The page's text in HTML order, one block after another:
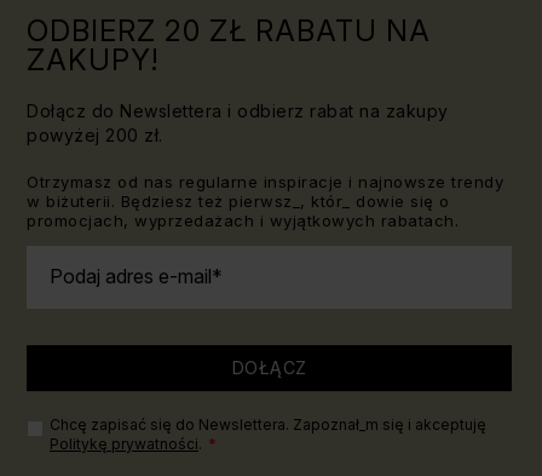
ODBIERZ 20 ZŁ RABATU NA
ZAKUPY!
Dołącz do Newslettera i odbierz rabat na zakupy
powyżej 200 zł.
Otrzymasz od nas regularne inspiracje i najnowsze trendy
w biżuterii. Będziesz też pierwsz_, któr_ dowie się o
promocjach, wyprzedażach i wyjątkowych rabatach.
Podaj adres e-mail
DOŁĄCZ
Chcę zapisać się do Newslettera. Zapoznał_m się i akceptuję
Politykę prywatności.